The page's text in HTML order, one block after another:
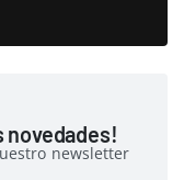
novedades!
newsletter